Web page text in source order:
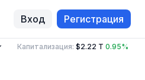
Вход Регистрация
Капитализация:$2.22 T 0.95%